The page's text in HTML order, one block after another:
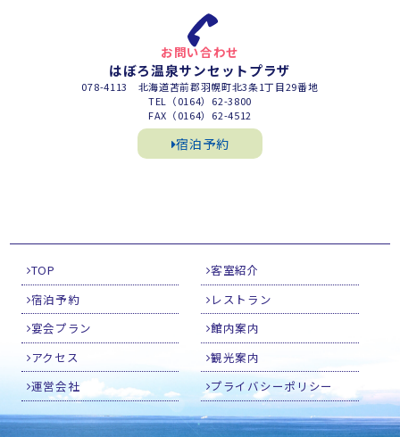
お問い合わせ
はぼろ温泉サンセットプラザ
078-4113 北海道苫前郡羽幌町北3条1丁目29番地
TEL（0164）62-3800
FAX（0164）62-4512
宿泊予約
TOP
客室紹介
宿泊予約
レストラン
宴会プラン
館内案内
アクセス
観光案内
運営会社
プライバシーポリシー